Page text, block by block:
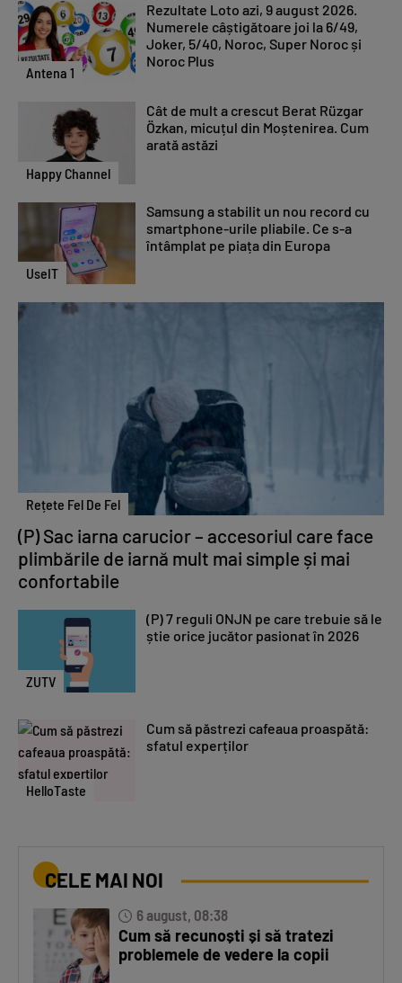
Antena 1
Rezultate Loto azi, 9 august 2026.
Numerele câștigătoare joi la 6/49,
Joker, 5/40, Noroc, Super Noroc și
Noroc Plus
Happy Channel
Cât de mult a crescut Berat Rüzgar
Özkan, micuțul din Moștenirea. Cum
arată astăzi
UseIT
Samsung a stabilit un nou record cu
smartphone-urile pliabile. Ce s-a
întâmplat pe piața din Europa
Rețete Fel De Fel
(P) Sac iarna carucior – accesoriul care face
plimbările de iarnă mult mai simple și mai
confortabile
ZUTV
(P) 7 reguli ONJN pe care trebuie să le
știe orice jucător pasionat în 2026
HelloTaste
Cum să păstrezi cafeaua proaspătă:
sfatul experților
CELE MAI NOI
6 august, 08:38
Cum să recunoști și să tratezi
problemele de vedere la copii